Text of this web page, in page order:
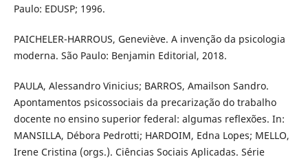
Paulo: EDUSP; 1996.
PAICHELER-HARROUS, Geneviève. A invenção da psicologia
moderna. São Paulo: Benjamin Editorial, 2018.
PAULA, Alessandro Vinicius; BARROS, Amailson Sandro.
Apontamentos psicossociais da precarização do trabalho
docente no ensino superior federal: algumas reflexões. In:
MANSILLA, Débora Pedrotti; HARDOIM, Edna Lopes; MELLO,
Irene Cristina (orgs.). Ciências Sociais Aplicadas. Série